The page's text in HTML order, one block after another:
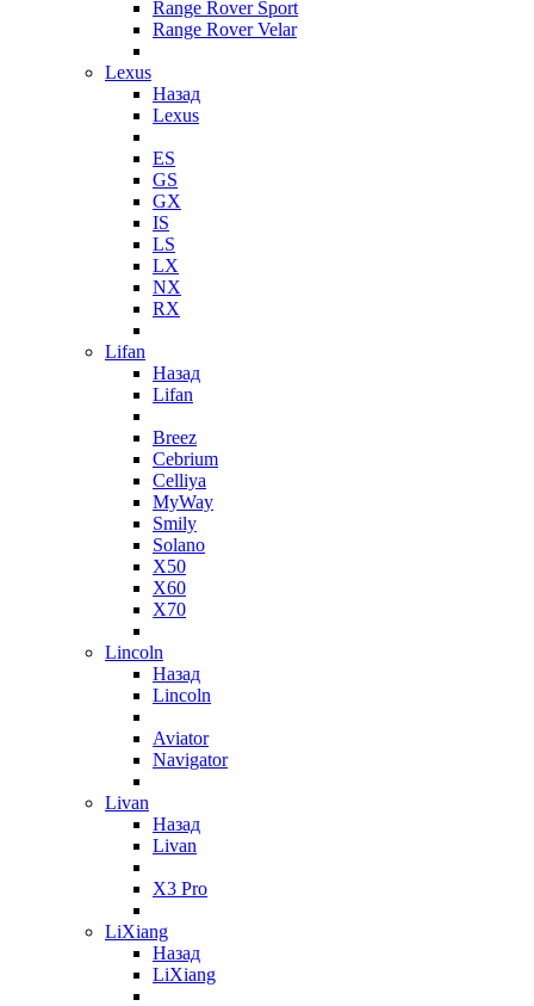
Range Rover Sport
Range Rover Velar
Lexus
Назад
Lexus
ES
GS
GX
IS
LS
LX
NX
RX
Lifan
Назад
Lifan
Breez
Cebrium
Celliya
MyWay
Smily
Solano
X50
X60
X70
Lincoln
Назад
Lincoln
Aviator
Navigator
Livan
Назад
Livan
X3 Pro
LiXiang
Назад
LiXiang